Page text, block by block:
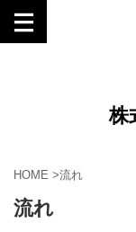
株
HOME >流れ
流れ